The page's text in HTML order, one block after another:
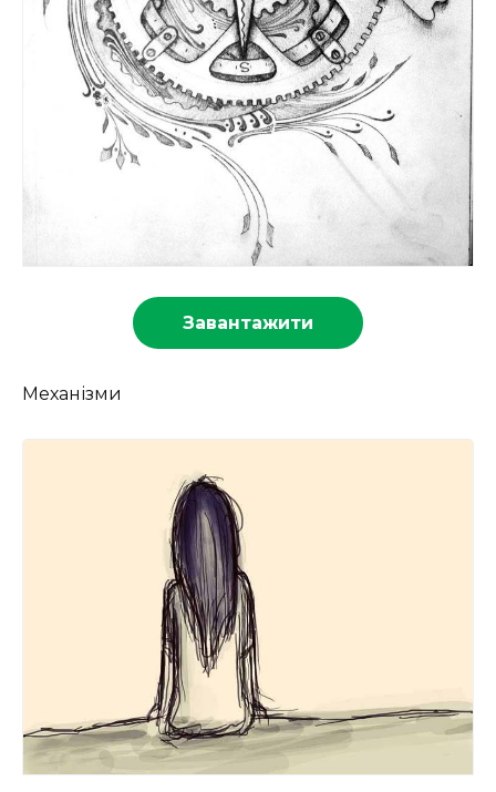
Завантажити
Механізми